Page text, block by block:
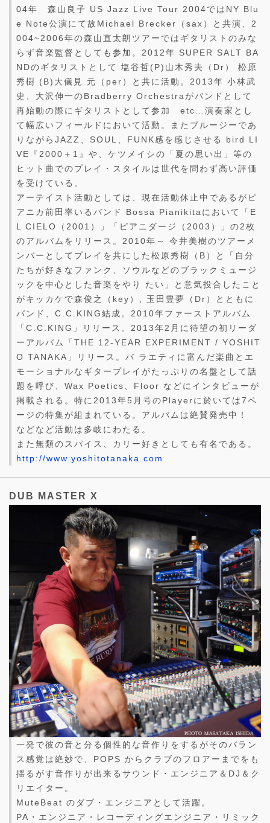
04年 森山良子 US Jazz Live Tour 2004ではNY Blu
e Note公演にて故Michael Brecker（sax）と共演、2
004~2006年の森山直太朗ツアーではギタリストのみな
らず音楽監督としても参加。2012年 SUPER SALT BA
NDのギタリストとして 塩谷哲(P)山木秀夫（Dr） 松原
秀樹 (B)大儀見 元（per）と共に活動。2013年 小林武
史、大沢伸一のBradberry Orchestraがバンドとして
再始動の際にギタリストとして参加 etc…演奏家とし
て幅広いフィールドにおいて活動。またブルージーであ
りながらJAZZ、SOUL、FUNK感を感じさせる bird LI
VE『2000＋1』や、ケツメイシの「夏の思い出」等の
ヒット曲でのプレイ・スタイルは世代を問わず高い評価
を受けている。
アーテイスト活動としては、現在活動休止中であるがピ
アニカ前田率いるバンド Bossa Pianikitaにおいて「E
L CIELO（2001）」「ピアニダージ（2003）」の2枚
のアルバムをリリース。2010年～ 今井美樹のツアーメ
ンバーとしてプレイを共にした松原秀樹（B）と「自分
たちが好きなファンク、ソウルなどのブラックミュージ
ックを中心とした音楽をやり たい」と意気投合したこと
がキッカケで森俊之（key）, 玉田豊夢（Dr）とともに
バンド、C.C.KING結成。2010年ファーストアルバム
「C.C.KING」リリース。2013年2月に待望の初リーダ
ーアルバム「THE 12-YEAR EXPERIMENT / YOSHIT
O TANAKA」リリース。バ ラエティに富んだ楽曲とエ
モーショナルなギタープレイがたっぷりの名盤として話
題を呼び、Wax Poetics、Floor などにインタビューが
掲載される。特に2013年5月号のPlayerに於いては7ペ
ージの特集が組まれている。アルバムは絶賛発売中！
などなど活動は多岐にわたる。
また無類のスパイス、カリー好きとしても有名である。
http://www.yoshitotanaka.com
DUB MASTER X
一発で彼の音と分る個性的な音作りをするがそのバラン
ス感覚は絶妙で、POPS からクラブのフロアーまでをも
揺るがす音作りが出来るサウンド・エンジニア＆DJ＆ク
リエイター。
MuteBeat のダブ・エンジニアとして活躍。
PA・エンジニア・レコーディングエンジニア・リミック